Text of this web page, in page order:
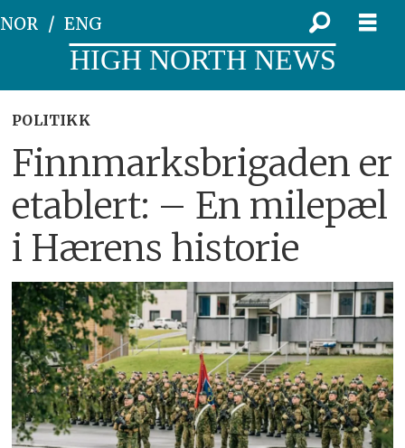
NOR ENG
HIGH NORTH NEWS
POLITIKK
Finnmarksbrigaden er
etablert: – En milepæl
i Hærens historie